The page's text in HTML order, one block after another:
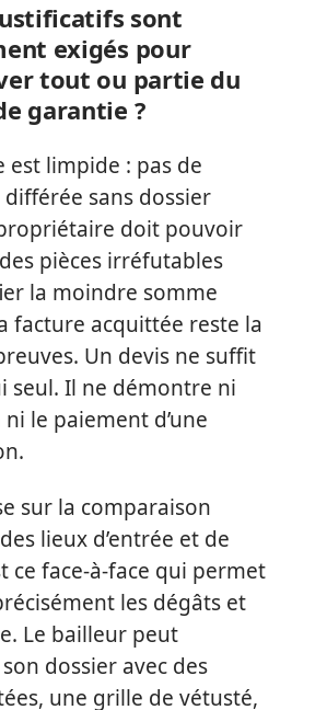
sont
exigés pour
tout ou partie du
garantie ?
est limpide : pas de
sans dossier
doit pouvoir
pièces irréfutables
la moindre somme
facture acquittée reste la
Un devis ne suffit
seul. Il ne démontre ni
ni le paiement d’une
sur la comparaison
lieux d’entrée et de
ce face-à-face qui permet
les dégâts et
Le bailleur peut
dossier avec des
une grille de vétusté,